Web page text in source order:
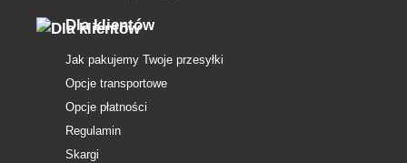
Dla klientów
Jak pakujemy Twoje przesyłki
Opcje transportowe
Opcje płatności
Regulamin
Skargi